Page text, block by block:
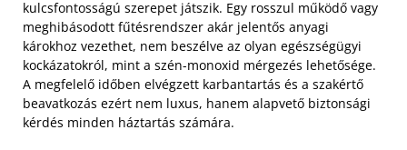
kulcsfontosságú szerepet játszik. Egy rosszul működő vagy
meghibásodott fűtésrendszer akár jelentős anyagi
károkhoz vezethet, nem beszélve az olyan egészségügyi
kockázatokról, mint a szén-monoxid mérgezés lehetősége.
A megfelelő időben elvégzett karbantartás és a szakértő
beavatkozás ezért nem luxus, hanem alapvető biztonsági
kérdés minden háztartás számára.